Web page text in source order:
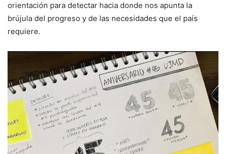
orientación para detectar hacia donde nos apunta la
brújula del progreso y de las necesidades que el país
requiere.